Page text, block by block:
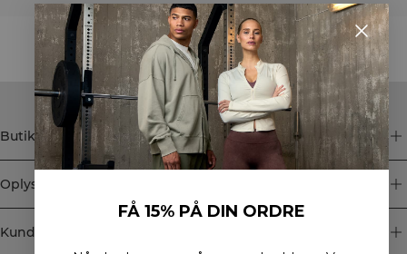
STYLE WITH
Butik
Oplysninger
Kundeservice
FÅ 15% PÅ DIN ORDRE